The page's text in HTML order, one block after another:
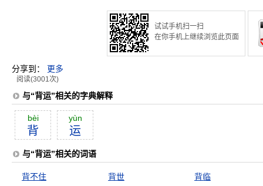
试试手机扫一扫
在你手机上继续浏览此页面
分享到： 更多
阅读(3001次)
与“背运”相关的字典解释
bèi
背
yùn
运
与“背运”相关的词语
背不住 背世
背临